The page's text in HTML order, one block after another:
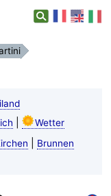
Wetter
Brunnen